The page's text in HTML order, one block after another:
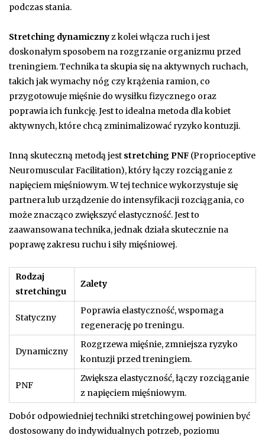
podczas stania.
Stretching dynamicznyz kolei włącza ruch i jest
doskonałym sposobem na rozgrzanie organizmu przed
treningiem. Technika ta skupia się na aktywnych ruchach,
takich jak wymachy nóg czy krążenia ramion, co
przygotowuje mięśnie do wysiłku fizycznego oraz
poprawia ich funkcję. Jest to idealna metoda dla kobiet
aktywnych, które chcą zminimalizować ryzyko kontuzji.
Inną skuteczną metodą jest stretching PNF (Proprioceptive
Neuromuscular Facilitation), który łączy rozciąganie z
napięciem mięśniowym. W tej technice wykorzystuje się
partnera lub urządzenie do intensyfikacji rozciągania, co
może znacząco zwiększyć elastyczność. Jest to
zaawansowana technika, jednak działa skutecznie na
poprawę zakresu ruchu i siły mięśniowej.
Rodzaj
stretchingu
Zalety
Statyczny
Poprawia elastyczność, wspomaga
regenerację po treningu.
Dynamiczny
Rozgrzewa mięśnie, zmniejsza ryzyko
kontuzji przed treningiem.
PNF
Zwiększa elastyczność, łączy rozciąganie
z napięciem mięśniowym.
Dobór odpowiedniej techniki stretchingowej powinien być
dostosowany do indywidualnych potrzeb, poziomu